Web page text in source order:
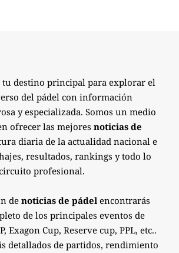
tu destino principal para explorar el
del pádel con información
y especializada. Somos un medio
ofrecer las mejores noticias de
diaria de la actualidad nacional e
resultados, rankings y todo lo
profesional.
de noticias de pádel encontrarás
de los principales eventos de
Exagon Cup, Reserve cup, PPL, etc..
detallados de partidos, rendimiento